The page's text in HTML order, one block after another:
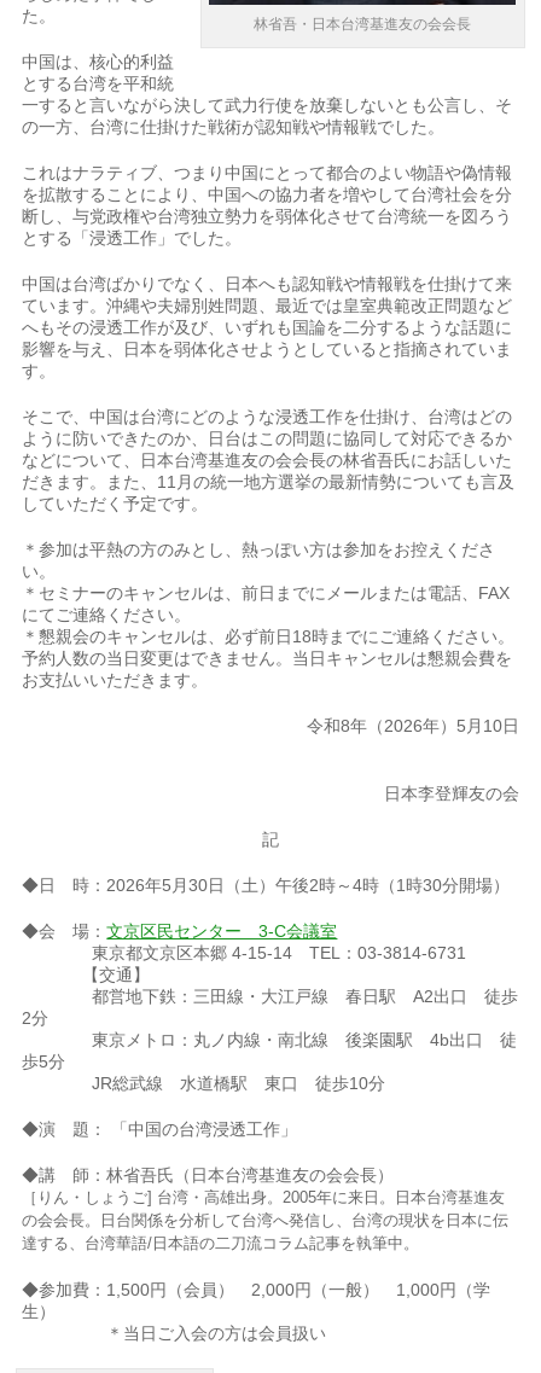
林省吾・日本台湾基進友の会会長
た。
中国は、核心的利益
とする台湾を平和統
一すると言いながら決して武力行使を放棄しないとも公言し、そ
の一方、台湾に仕掛けた戦術が認知戦や情報戦でした。
これはナラティブ、つまり中国にとって都合のよい物語や偽情報
を拡散することにより、中国への協力者を増やして台湾社会を分
断し、与党政権や台湾独立勢力を弱体化させて台湾統一を図ろう
とする「浸透工作」でした。
中国は台湾ばかりでなく、日本へも認知戦や情報戦を仕掛けて来
ています。沖縄や夫婦別姓問題、最近では皇室典範改正問題など
へもその浸透工作が及び、いずれも国論を二分するような話題に
影響を与え、日本を弱体化させようとしていると指摘されていま
す。
そこで、中国は台湾にどのような浸透工作を仕掛け、台湾はどの
ように防いできたのか、日台はこの問題に協同して対応できるか
などについて、日本台湾基進友の会会長の林省吾氏にお話しいた
だきます。また、11月の統一地方選挙の最新情勢についても言及
していただく予定です。
＊参加は平熱の方のみとし、熱っぽい方は参加をお控えくださ
い。
＊セミナーのキャンセルは、前日までにメールまたは電話、FAX
にてご連絡ください。
＊懇親会のキャンセルは、必ず前日18時までにご連絡ください。
予約人数の当日変更はできません。当日キャンセルは懇親会費を
お支払いいただきます。
令和8年（2026年）5月10日
日本李登輝友の会
記
◆日 時：2026年5月30日（土）午後2時～4時（1時30分開場）
◆会 場：文京区民センター 3-C会議室
東京都文京区本郷 4-15-14 TEL：03-3814-6731
【交通】
都営地下鉄：三田線・大江戸線 春日駅 A2出口 徒歩
2分
東京メトロ：丸ノ内線・南北線 後楽園駅 4b出口 徒
歩5分
JR総武線 水道橋駅 東口 徒歩10分
◆演 題： 「中国の台湾浸透工作」
◆講 師：林省吾氏（日本台湾基進友の会会長）
［りん・しょうご] 台湾・高雄出身。2005年に来日。日本台湾基進友
の会会長。日台関係を分析して台湾へ発信し、台湾の現状を日本に伝
達する、台湾華語/日本語の二刀流コラム記事を執筆中。
◆参加費：1,500円（会員） 2,000円（一般） 1,000円（学
生）
＊当日ご入会の方は会員扱い